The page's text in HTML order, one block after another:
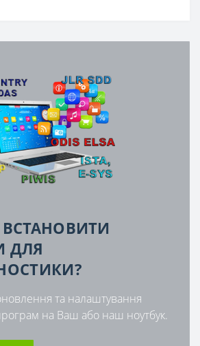
ВСТАНОВИТИ
ДЛЯ
та налаштування
на Ваш або наш ноутбук.